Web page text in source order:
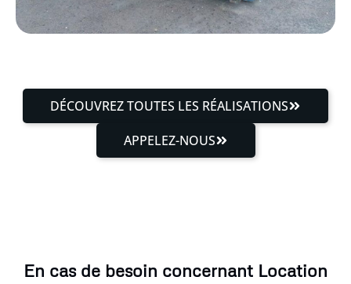
DÉCOUVREZ TOUTES LES RÉALISATIONS
APPELEZ-NOUS
En cas de besoin concernant Location